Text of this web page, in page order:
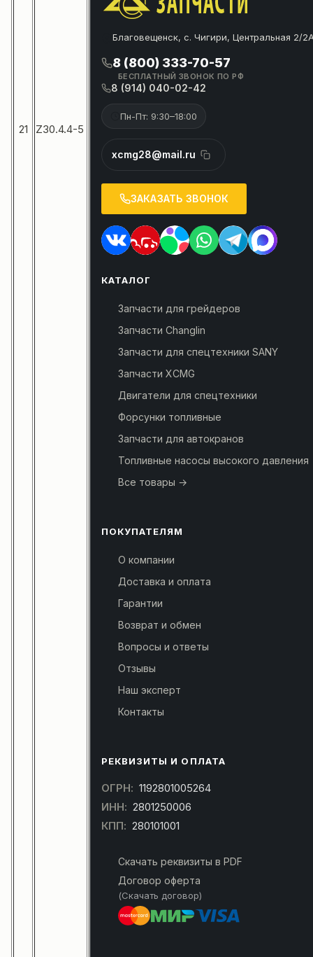
21 Z30.4.4-5
Благовещенск, с. Чигири, Центральная 2/
8 (800) 333-70-57
БЕСПЛАТНЫЙ ЗВОНОК ПО РФ
8 (914) 040-02-42
Пн-Пт: 9:30–18:00
xcmg28@mail.ru
ЗАКАЗАТЬ ЗВОНОК
КАТАЛОГ
Запчасти для грейдеров
Запчасти Changlin
Запчасти для спецтехники SANY
Запчасти XCMG
Двигатели для спецтехники
Форсунки топливные
Запчасти для автокранов
Топливные насосы высокого давления
Все товары →
ПОКУПАТЕЛЯМ
О компании
Доставка и оплата
Гарантии
Возврат и обмен
Вопросы и ответы
Отзывы
Наш эксперт
Контакты
РЕКВИЗИТЫ И ОПЛАТА
ОГРН: 1192801005264
ИНН: 2801250006
КПП: 280101001
Скачать реквизиты в PDF
Договор оферта
(Скачать договор)